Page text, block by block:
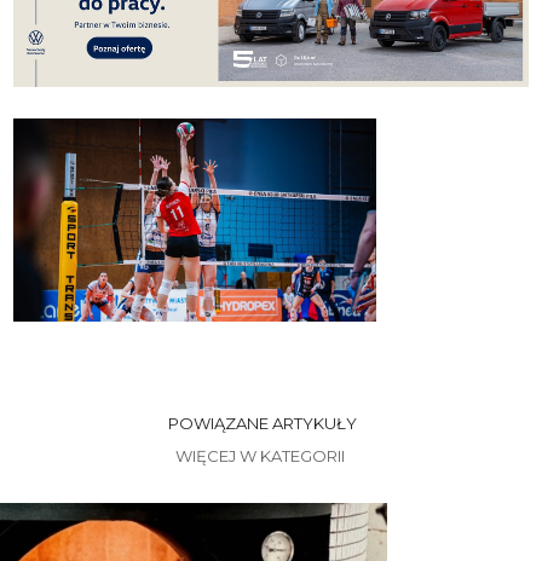
POWIĄZANE ARTYKUŁY
WIĘCEJ W KATEGORII